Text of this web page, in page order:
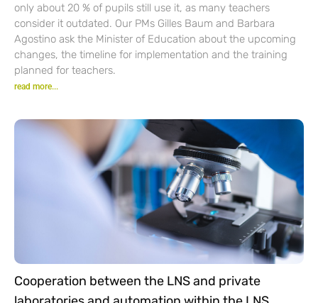
only about 20 % of pupils still use it, as many teachers
consider it outdated. Our PMs Gilles Baum and Barbara
Agostino ask the Minister of Education about the upcoming
changes, the timeline for implementation and the training
planned for teachers.
read more...
Cooperation between the LNS and private